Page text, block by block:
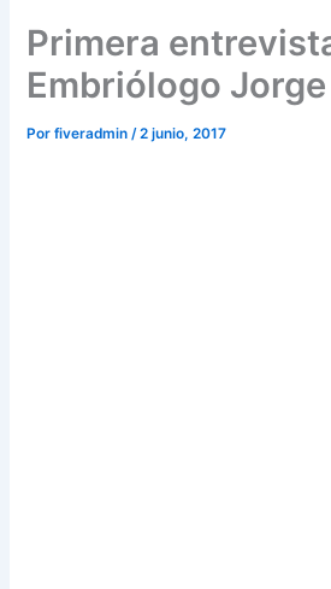
Primera
Embriólogo
Porfiveradmin /2 junio, 2017